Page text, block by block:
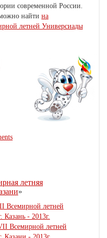
современной России.
найти на
летней Универсиады
летняя
»
Всемирной летней
Казань - 2013г.
Всемирной летней